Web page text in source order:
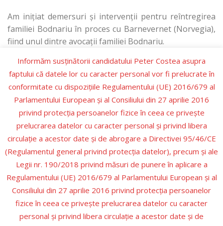
Am inițiat demersuri și intervenții pentru reîntregirea
familiei Bodnariu în proces cu Barnevernet (Norvegia),
fiind unul dintre avocații familiei Bodnariu.
Sunt Președintele Alianței Familiilor din România din
2007, prin intermediul căreia am inițiat propuneri
legislative comcrete, memorii, analize, note de protest
în sprijinul familiilor, libertății religioase și românilor în
instituții internaționale și interne, precum: Parlamentul
European, ONU, Consiliul Europei, CEDO, Parlamentul
României, Curtea Constituțională, Ambasade străine la
București.
Informăm susținătorii candidatului Peter Costea asupra
faptului că datele lor cu caracter personal vor fi prelucrate în
conformitate cu dispozițiile Regulamentului (UE) 2016/679 al
Parlamentului European şi al Consiliului din 27 aprilie 2016
privind protecţia persoanelor fizice în ceea ce priveşte
prelucrarea datelor cu caracter personal şi privind libera
circulaţie a acestor date şi de abrogare a Directivei 95/46/CE
(Regulamentul general privind protecţia datelor), precum şi ale
Legii nr. 190/2018 privind măsuri de punere în aplicare a
Regulamentului (UE) 2016/679 al Parlamentului European şi al
Consiliului din 27 aprilie 2016 privind protecţia persoanelor
fizice în ceea ce priveşte prelucrarea datelor cu caracter
personal şi privind libera circulaţie a acestor date şi de